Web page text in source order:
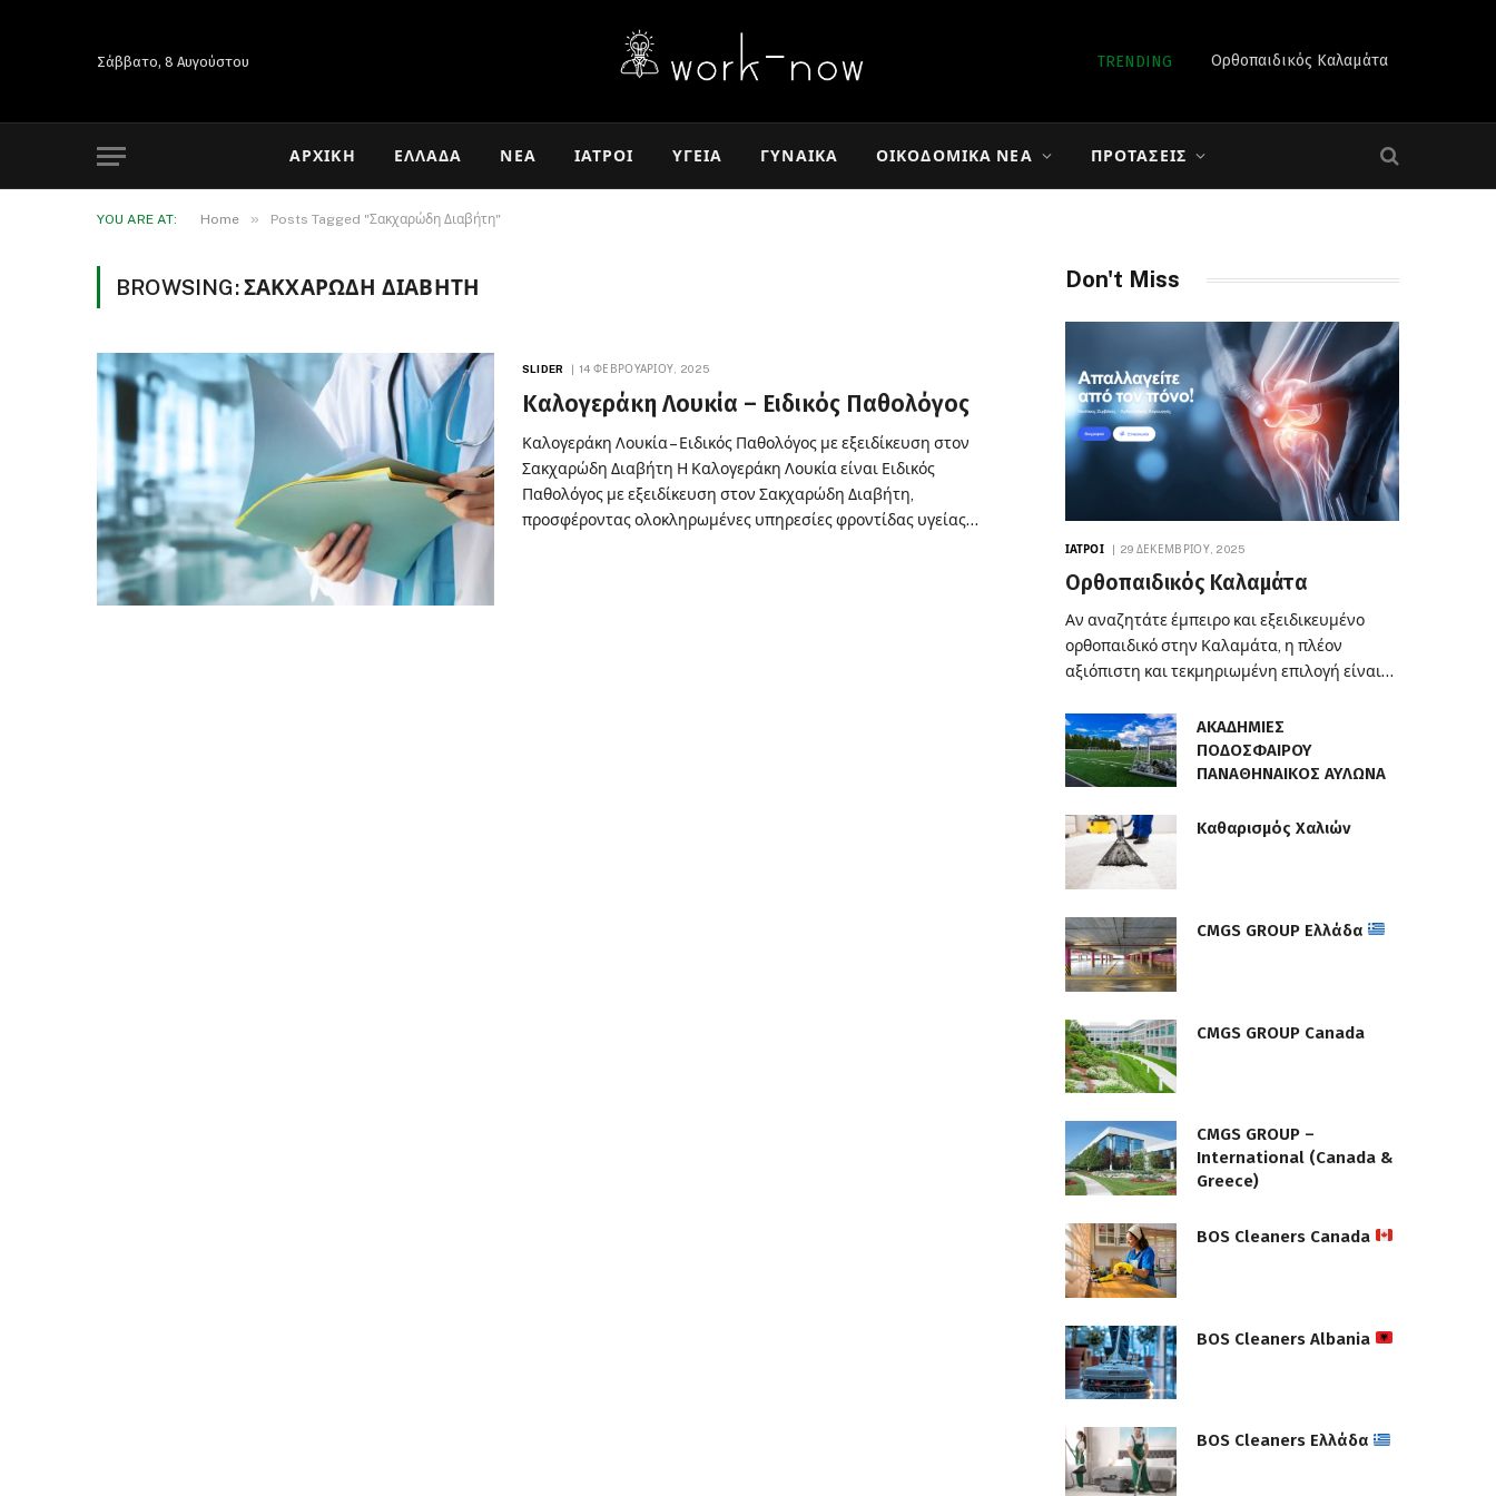
Σάββατο, 8 Αυγούστου TRENDING Ορθοπαιδικός Καλαμάτα
ΑΡΧΙΚΉ ΕΛΛΆΔΑ ΝΈΑ ΙΑΤΡΟΊ ΥΓΕΊΑ ΓΥΝΑΊΚΑ ΟΙΚΟΔΟΜΙΚΆ ΝΈΑ ΠΡΟΤΆΣΕΙΣ
YOU ARE AT: Home » Posts Tagged "Σακχαρώδη Διαβήτη"
BROWSING:ΣΑΚΧΑΡΏΔΗ ΔΙΑΒΉΤΗ
SLIDER 14 ΦΕΒΡΟΥΑΡΊΟΥ, 2025
Καλογεράκη Λουκία – Ειδικός Παθολόγος
Καλογεράκη Λουκία – Ειδικός Παθολόγος με εξειδίκευση στον
Σακχαρώδη Διαβήτη Η Καλογεράκη Λουκία είναι Ειδικός
Παθολόγος με εξειδίκευση στον Σακχαρώδη Διαβήτη,
προσφέροντας ολοκληρωμένες υπηρεσίες φροντίδας υγείας…
Don't Miss
ΙΑΤΡΟΊ 29 ΔΕΚΕΜΒΡΊΟΥ, 2025
Ορθοπαιδικός Καλαμάτα
Αν αναζητάτε έμπειρο και εξειδικευμένο
ορθοπαιδικό στην Καλαμάτα, η πλέον
αξιόπιστη και τεκμηριωμένη επιλογή είναι…
ΑΚΑΔΗΜΙΕΣ
ΠΟΔΟΣΦΑΙΡΟΥ
ΠΑΝΑΘΗΝΑΙΚΟΣ ΑΥΛΩΝΑ
Καθαρισμός Χαλιών
CMGS GROUP Ελλάδα
CMGS GROUP Canada
CMGS GROUP –
International (Canada &
Greece)
BOS Cleaners Canada
BOS Cleaners Albania
BOS Cleaners Ελλάδα